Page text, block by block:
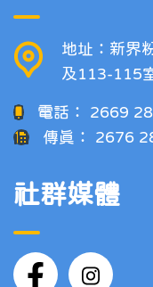
地址：新界
及113-115
電話： 2669
傳真： 2676
社群媒體